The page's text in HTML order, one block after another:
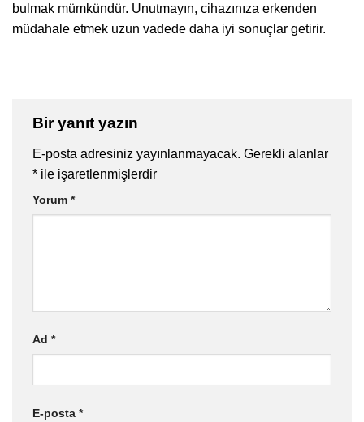
bulmak mümkündür. Unutmayın, cihazınıza erkenden
müdahale etmek uzun vadede daha iyi sonuçlar getirir.
Bir yanıt yazın
E-posta adresiniz yayınlanmayacak. Gerekli alanlar
* ile işaretlenmişlerdir
Yorum *
Ad *
E-posta *